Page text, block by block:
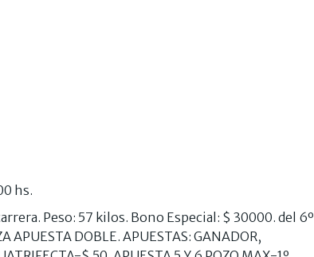
hs.
Peso: 57 kilos. Bono Especial: $ 30000. del 6º
APUESTA DOBLE. APUESTAS: GANADOR,